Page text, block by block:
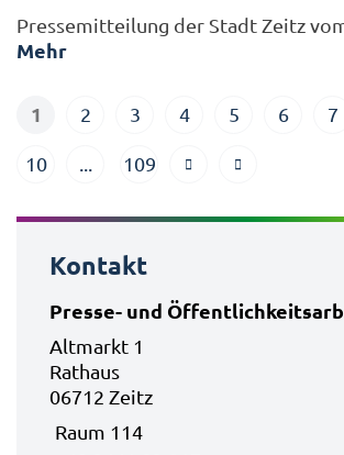
Pressemitteilung der Stadt Zeitz
Mehr
1 2 3 4 5 6 7
10 109
Kontakt
Presse- und
Altmarkt 1
Rathaus
06712 Zeitz
Raum 114